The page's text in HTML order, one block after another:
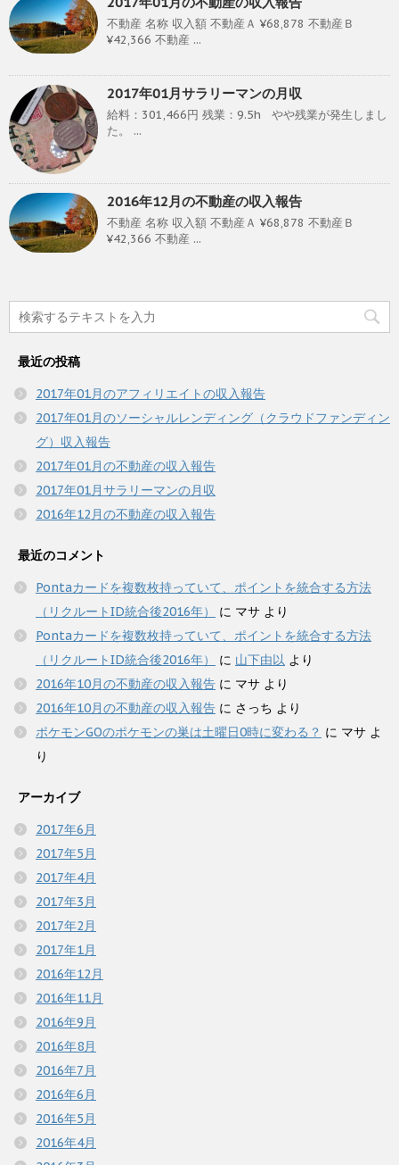
不動産 名称 収入額 不動産Ａ ¥68,878 不動産Ｂ
¥42,366 不動産 ...
2017年01月サラリーマンの月収
給料：301,466円 残業：9.5h やや残業が発生しまし
た。 ...
2016年12月の不動産の収入報告
不動産 名称 収入額 不動産Ａ ¥68,878 不動産Ｂ
¥42,366 不動産 ...
最近の投稿
2017年01月のアフィリエイトの収入報告
2017年01月のソーシャルレンディング（クラウドファンディン
グ）収入報告
2017年01月の不動産の収入報告
2017年01月サラリーマンの月収
2016年12月の不動産の収入報告
最近のコメント
Pontaカードを複数枚持っていて、ポイントを統合する方法
（リクルートID統合後2016年）
に マサ より
Pontaカードを複数枚持っていて、ポイントを統合する方法
（リクルートID統合後2016年）
に 山下由以 より
2016年10月の不動産の収入報告 に マサ より
2016年10月の不動産の収入報告 に さっち より
ポケモンGOのポケモンの巣は土曜日0時に変わる？ に マサ よ
り
アーカイブ
2017年6月
2017年5月
2017年4月
2017年3月
2017年2月
2017年1月
2016年12月
2016年11月
2016年9月
2016年8月
2016年7月
2016年6月
2016年5月
2016年4月